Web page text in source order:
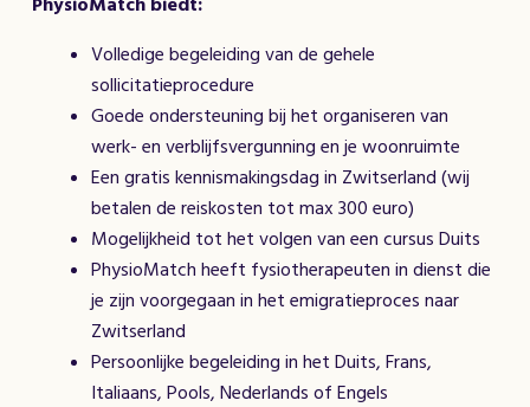
Volledige begeleiding van de gehele
sollicitatieprocedure
Goede ondersteuning bij het organiseren van
werk- en verblijfsvergunning en je woonruimte
Een gratis kennismakingsdag in Zwitserland (wij
betalen de reiskosten tot max 300 euro)
Mogelijkheid tot het volgen van een cursus Duits
PhysioMatch heeft fysiotherapeuten in dienst die
je zijn voorgegaan in het emigratieproces naar
Zwitserland
Persoonlijke begeleiding in het Duits, Frans,
Italiaans, Pools, Nederlands of Engels